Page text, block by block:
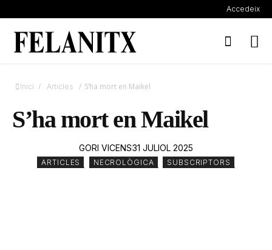
Accedeix
Inici / Articles / S’ha mort en Maikel
S’ha mort en Maikel
GORI VICENS31 JULIOL 2025
ARTICLES NECROLÒGICA SUBSCRIPTORS